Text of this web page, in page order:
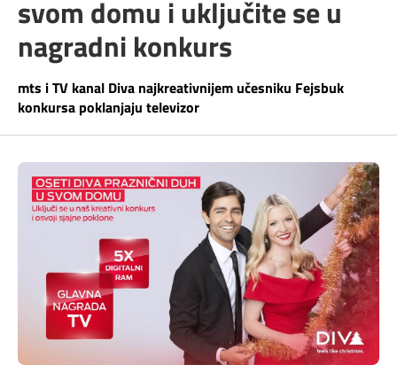
Pozivi ka inostranstvu
iris TV
Antena PLUS
Šta da gledam?
Telefonski imenik
Samouslužni servisi
Dokumenta i uputstva
Kontakt centar
Kako do nas?
Rešavanje problema
Česta pitanja
Pokrivenost mreže
svom domu i uključite se u
nagradni konkurs
mts i TV kanal Diva najkreativnijem učesniku Fejsbuk
konkursa poklanjaju televizor